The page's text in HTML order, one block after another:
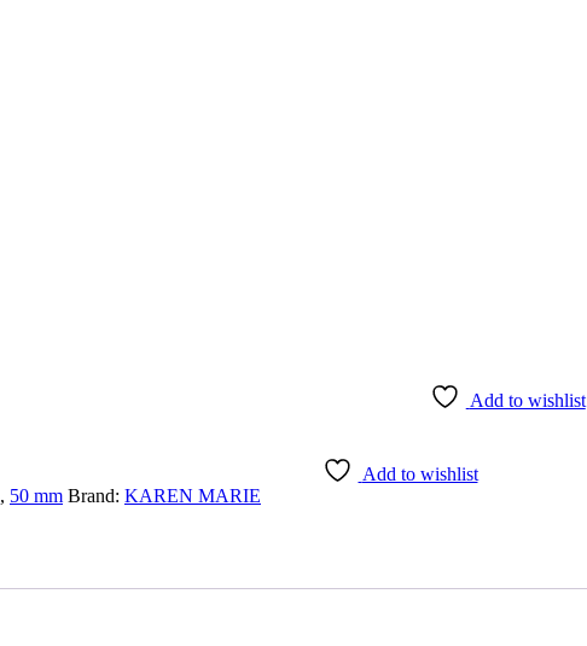
Add to wishlist
Add to wishlist
, 50 mm Brand: KAREN MARIE